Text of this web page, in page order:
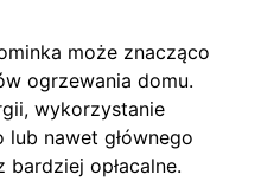
może znacząco
ogrzewania domu.
wykorzystanie
nawet głównego
bardziej opłacalne.